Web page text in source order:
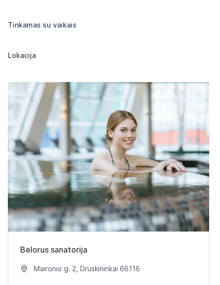
Tinkamas su vaikais
Lokacija
Belorus sanatorija
Maironio g. 2, Druskininkai 66116